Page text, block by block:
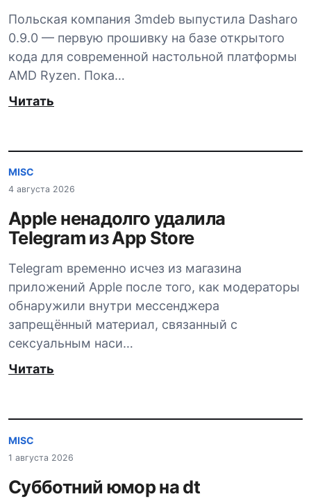
Польская компания 3mdeb выпустила Dasharo
0.9.0 — первую прошивку на базе открытого
кода для современной настольной платформы
AMD Ryzen. Пока…
Читать
MISC
4 августа 2026
Apple ненадолго удалила
Telegram из App Store
Telegram временно исчез из магазина
приложений Apple после того, как модераторы
обнаружили внутри мессенджера
запрещённый материал, связанный с
сексуальным наси…
Читать
MISC
1 августа 2026
Субботний юмор на dt